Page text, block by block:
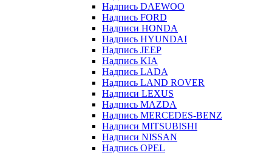
Надпись DAEWOO
Надпись FORD
Надписи HONDA
Надпись HYUNDAI
Надпись JEEP
Надпись KIA
Надпись LADA
Надпись LAND ROVER
Надписи LEXUS
Надпись MAZDA
Надпись MERCEDES-BENZ
Надписи MITSUBISHI
Надписи NISSAN
Надпись OPEL